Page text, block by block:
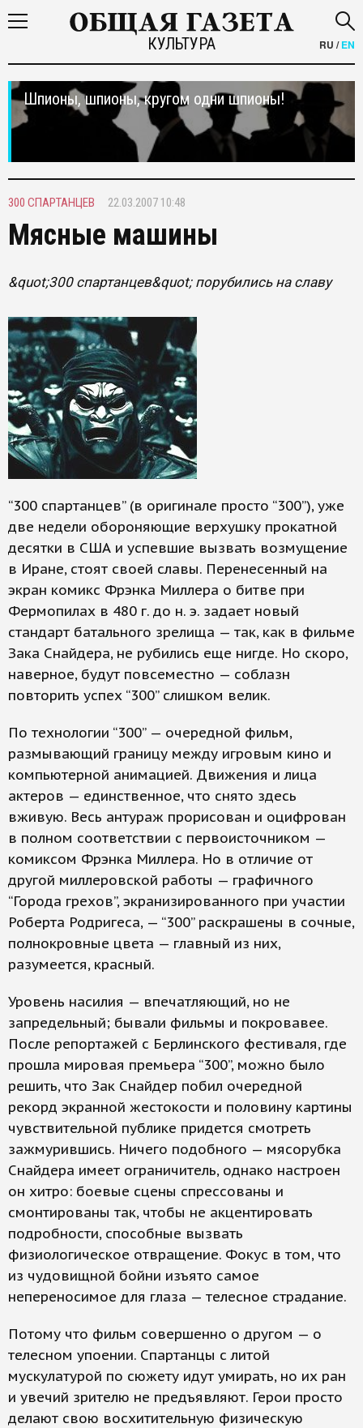
КУЛЬТУРА RU /EN
Шпионы, шпионы, кругом одни шпионы!
300 СПАРТАНЦЕВ 22.03.2007 10:48
Мясные машины
&quot;300 спартанцев&quot; порубились на славу
“300 спартанцев” (в оригинале просто “300”), уже
две недели обороняющие верхушку прокатной
десятки в США и успевшие вызвать возмущение
в Иране, стоят своей славы. Перенесенный на
экран комикс Фрэнка Миллера о битве при
Фермопилах в 480 г. до н. э. задает новый
стандарт батального зрелища — так, как в фильме
Зака Снайдера, не рубились еще нигде. Но скоро,
наверное, будут повсеместно — соблазн
повторить успех “300” слишком велик.
По технологии “300” — очередной фильм,
размывающий границу между игровым кино и
компьютерной анимацией. Движения и лица
актеров — единственное, что снято здесь
вживую. Весь антураж прорисован и оцифрован
в полном соответствии с первоисточником —
комиксом Фрэнка Миллера. Но в отличие от
другой миллеровской работы — графичного
“Города грехов”, экранизированного при участии
Роберта Родригеса, — “300” раскрашены в сочные,
полнокровные цвета — главный из них,
разумеется, красный.
Уровень насилия — впечатляющий, но не
запредельный; бывали фильмы и покровавее.
После репортажей с Берлинского фестиваля, где
прошла мировая премьера “300”, можно было
решить, что Зак Снайдер побил очередной
рекорд экранной жестокости и половину картины
чувствительной публике придется смотреть
зажмурившись. Ничего подобного — мясорубка
Снайдера имеет ограничитель, однако настроен
он хитро: боевые сцены спрессованы и
смонтированы так, чтобы не акцентировать
подробности, способные вызвать
физиологическое отвращение. Фокус в том, что
из чудовищной бойни изъято самое
непереносимое для глаза — телесное страдание.
Потому что фильм совершенно о другом — о
телесном упоении. Спартанцы с литой
мускулатурой по сюжету идут умирать, но их ран
и увечий зрителю не предъявляют. Герои просто
делают свою восхитительную физическую